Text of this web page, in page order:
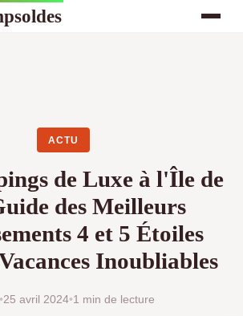
ACTU
de Luxe à l'Île de
des Meilleurs
4 et 5 Étoiles
Inoubliables
•25 avril 2024•1 min de lecture